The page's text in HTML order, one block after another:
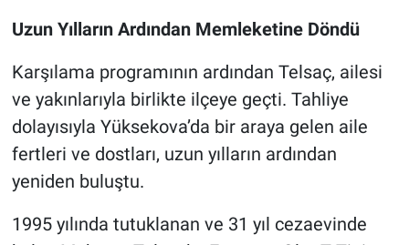
Uzun Yılların Ardından Memleketine Döndü
Karşılama programının ardından Telsaç, ailesi
ve yakınlarıyla birlikte ilçeye geçti. Tahliye
dolayısıyla Yüksekova’da bir araya gelen aile
fertleri ve dostları, uzun yılların ardından
yeniden buluştu.
1995 yılında tutuklanan ve 31 yıl cezaevinde